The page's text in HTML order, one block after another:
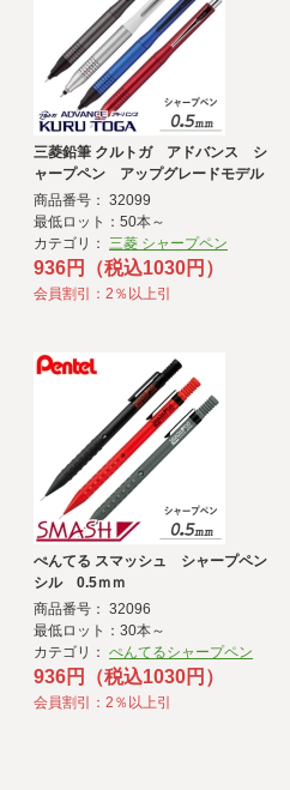
三菱鉛筆 クルトガ アドバンス シ
ャープペン アップグレードモデル
0.5ｍｍ
商品番号： 32099
最低ロット：50本～
カテゴリ： 三菱 シャープペン
936円（税込1030円）
会員割引：2％以上引
ぺんてる スマッシュ シャープペン
シル 0.5ｍｍ
商品番号： 32096
最低ロット：30本～
カテゴリ： ぺんてるシャープペン
936円（税込1030円）
会員割引：2％以上引